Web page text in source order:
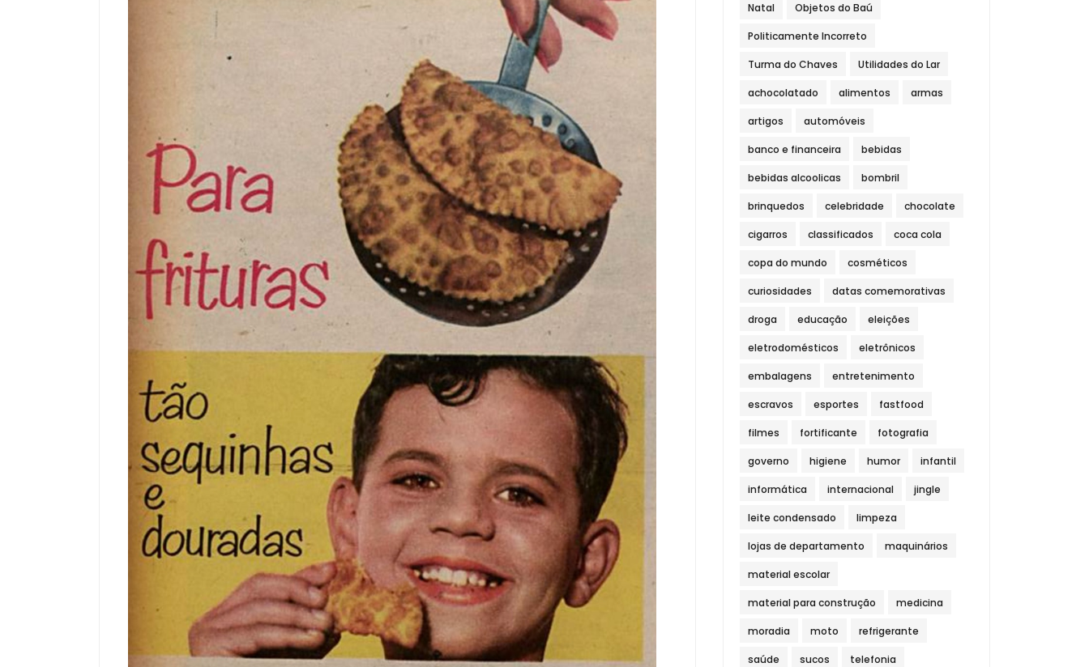
Natal Objetos do Baú
Politicamente Incorreto
Turma do Chaves Utilidades do Lar
achocolatado alimentos armas
artigos automóveis
banco e financeira bebidas
bebidas alcoolicas bombril
brinquedos celebridade chocolate
cigarros classificados coca cola
copa do mundo cosméticos
curiosidades datas comemorativas
droga educação eleições
eletrodomésticos eletrônicos
embalagens entretenimento
escravos esportes fastfood
filmes fortificante fotografia
governo higiene humor infantil
informática internacional jingle
leite condensado limpeza
lojas de departamento maquinários
material escolar
material para construção medicina
moradia moto refrigerante
saúde sucos telefonia